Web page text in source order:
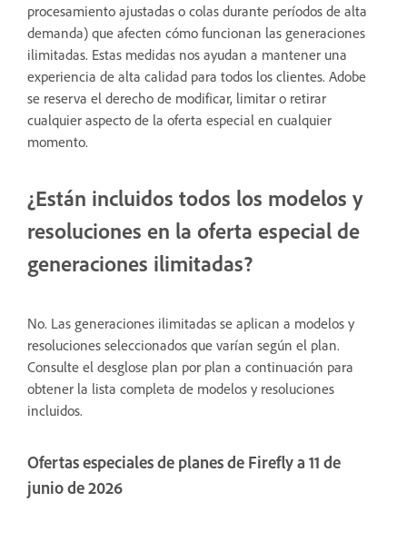
procesamiento ajustadas o colas durante períodos de alta
demanda) que afecten cómo funcionan las generaciones
ilimitadas. Estas medidas nos ayudan a mantener una
experiencia de alta calidad para todos los clientes. Adobe
se reserva el derecho de modificar, limitar o retirar
cualquier aspecto de la oferta especial en cualquier
momento.
¿Están incluidos todos los modelos y
resoluciones en la oferta especial de
generaciones ilimitadas?
No. Las generaciones ilimitadas se aplican a modelos y
resoluciones seleccionados que varían según el plan.
Consulte el desglose plan por plan a continuación para
obtener la lista completa de modelos y resoluciones
incluidos.
Ofertas especiales de planes de Firefly a 11 de
junio de 2026